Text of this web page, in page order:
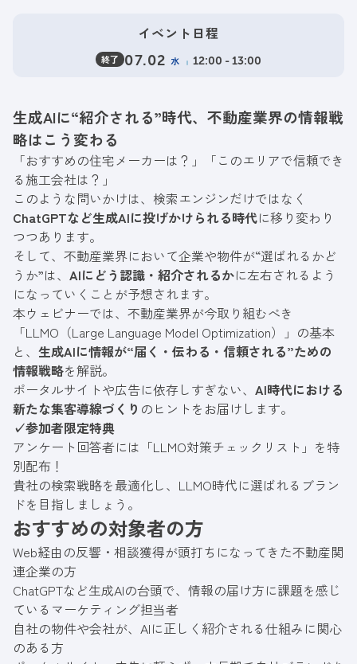
イベント日程
終了 07.02 水 12:00 - 13:00
生成AIに“紹介される”時代、不動産業界の情報戦
略はこう変わる
「おすすめの住宅メーカーは？」「このエリアで信頼でき
る施工会社は？」
このような問いかけは、検索エンジンだけではなく
ChatGPTなど生成AIに投げかけられる時代に移り変わり
つつあります。
そして、不動産業界において企業や物件が“選ばれるかど
うか”は、 AIにどう認識・紹介されるかに左右されるよう
になっていくことが予想されます。
本ウェビナーでは、不動産業界が今取り組むべき
「LLMO（Large Language Model Optimization）」の基本
と、 生成AIに情報が“届く・伝わる・信頼される”ための
情報戦略を解説。
ポータルサイトや広告に依存しすぎない、 AI時代における
新たな集客導線づくり のヒントをお届けします。
✓参加者限定特典
アンケート回答者には「LLMO対策チェックリスト」を特
別配布！
貴社の検索戦略を最適化し、LLMO時代に選ばれるブラン
ドを目指しましょう。
おすすめの対象者の方
Web経由の反響・相談獲得が頭打ちになってきた不動産関
連企業の方
ChatGPTなど生成AIの台頭で、情報の届け方に課題を感じ
ているマーケティング担当者
自社の物件や会社が、AIに正しく紹介される仕組みに関心
のある方